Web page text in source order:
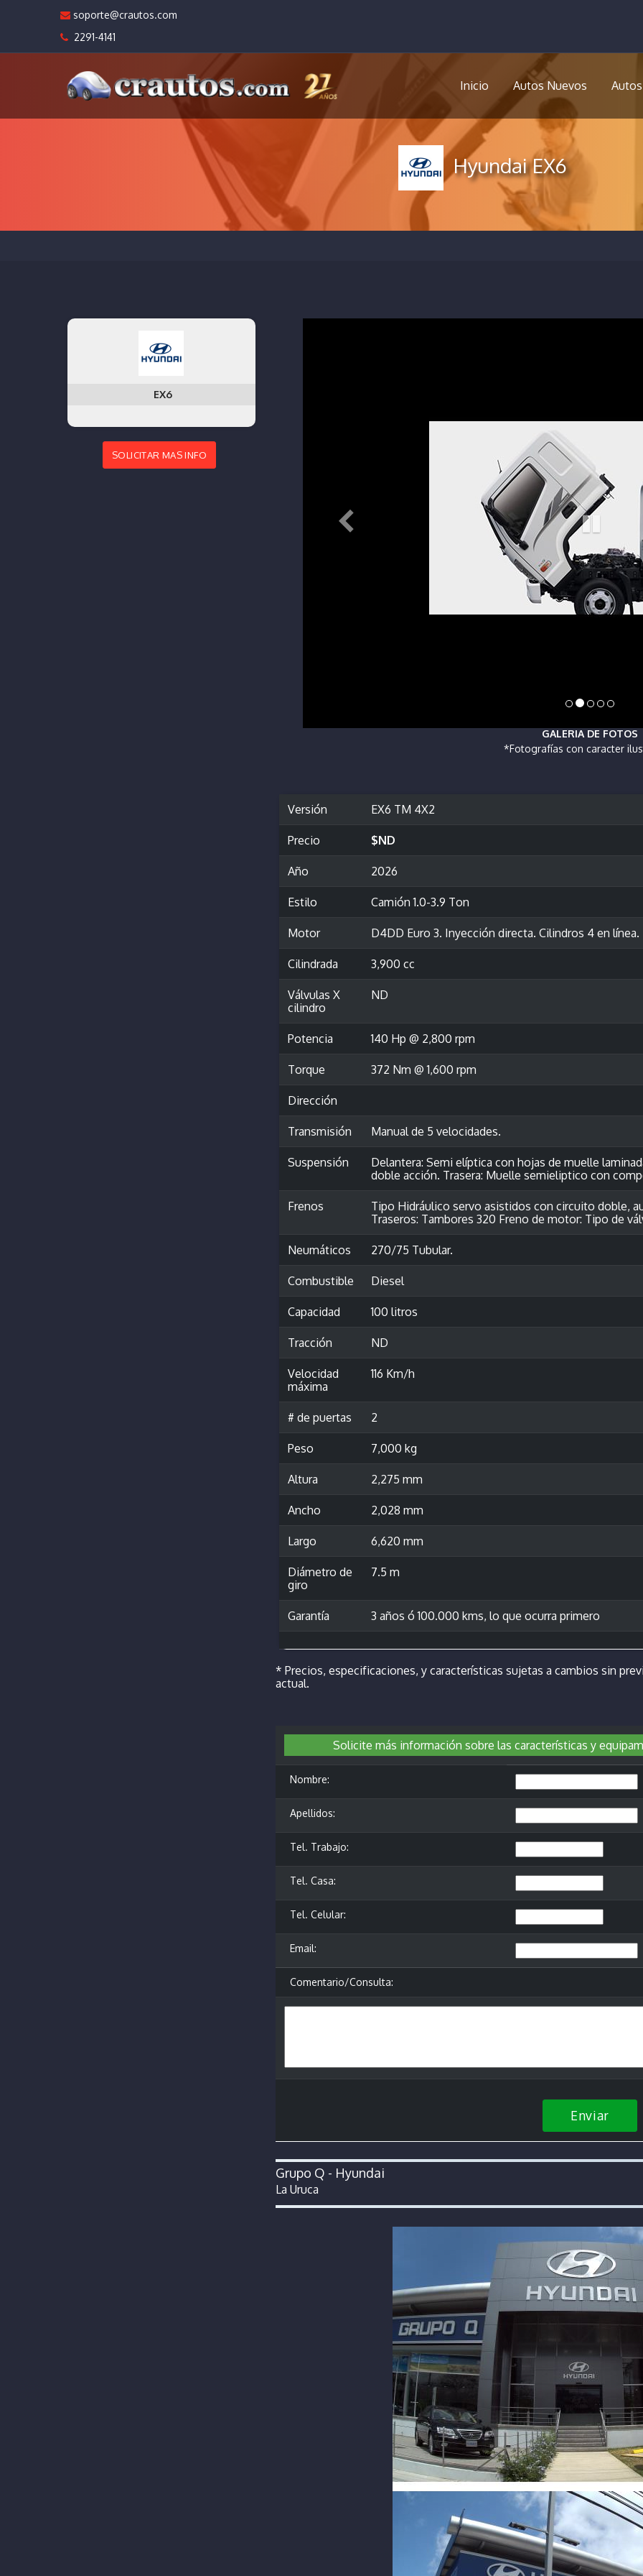
soporte@crautos.com
2291-4141
Inicio Autos Nuevos
Hyundai EX6
EX6
SOLICITAR MAS INFO
GALERIA DE FOTOS
*Fotografías con caracter
Versión EX6 TM 4X2
Precio $ND
Año 2026
Estilo Camión 1.0-3.9 Ton
Motor D4DD Euro 3. Inyección directa. Cilindros 4 en línea.
Cilindrada 3,900 cc
Válvulas X
cilindro
ND
Potencia 140 Hp @ 2,800 rpm
Torque 372 Nm @ 1,600 rpm
Dirección
Transmisión Manual de 5 velocidades.
Suspensión
Delantera: Semi elíptica con hojas de muelle
doble acción. Trasera: Muelle semieliptico con
Frenos
Tipo Hidráulico servo asistidos con circuito doble,
Traseros: Tambores 320 Freno de motor: Tipo de
Neumáticos 270/75 Tubular.
Combustible Diesel
Capacidad 100 litros
Tracción ND
Velocidad
máxima
116 Km/h
# de puertas 2
Peso 7,000 kg
Altura 2,275 mm
Ancho 2,028 mm
Largo 6,620 mm
Diámetro de
giro
7.5 m
Garantía 3 años ó 100.000 kms, lo que ocurra primero
* Precios, especificaciones, y características sujetas a cambios sin
actual.
Solicite más información sobre las características y
Nombre:
Apellidos:
Tel. Trabajo:
Tel. Casa:
Tel. Celular:
Email:
Comentario/Consulta:
Enviar
Grupo Q - Hyundai
La Uruca